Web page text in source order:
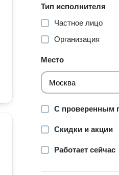
Тип исполнителя
Частное лицо
Организация
Место
С проверенным
Скидки и акции
Работает сейчас